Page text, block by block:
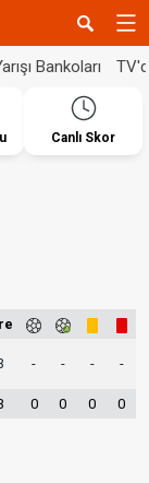
Bankoları
Canlı Skor
- - - -
0 0 0 0